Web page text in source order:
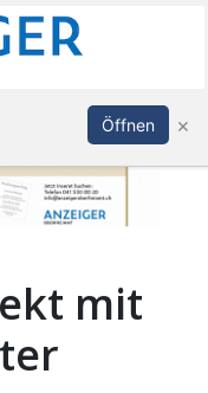
Anmelden
mit
Öffnen ×